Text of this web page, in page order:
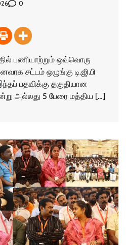
0
பணியாற்றும் ஒவ்வொரு
சட்டம் ஒழுங்கு டி.ஜி.பி
பதவிக்கு தகுதியான
அல்லது 5 பேரை மத்திய […]